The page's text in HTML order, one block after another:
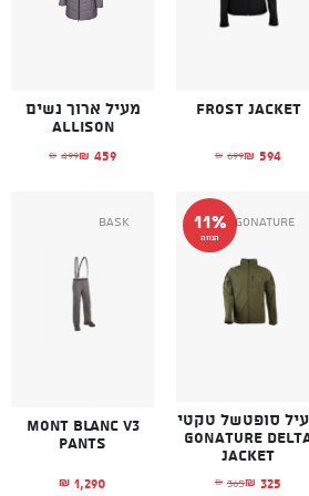
FROST JACKET
₪ 699
המחיר המקורי היה: ₪699.₪ 594 המחיר הנוכחי הוא: ₪594.
מעיל ארוך נשים
Allison
₪ 499
המחיר המקורי₪ 459 המחיר הנוכחי
11%
הנחה
GoNature
סופטשל טקטי
GONATURE
JACKET
₪ 365
המחיר המקורי היה: ₪365.₪ 325 המחיר הנוכחי הוא: ₪325.
Bask
Mont Blanc V3
Pants
₪ 1,290